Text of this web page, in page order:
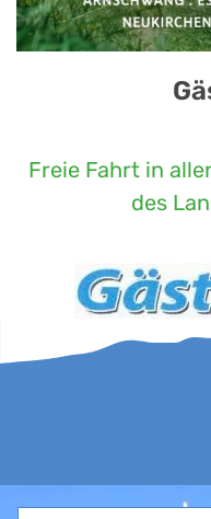
Freie Fahrt in
des